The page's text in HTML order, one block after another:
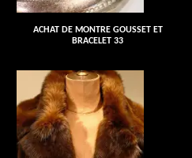
ACHAT DE MONTRE GOUSSET ET
BRACELET 33